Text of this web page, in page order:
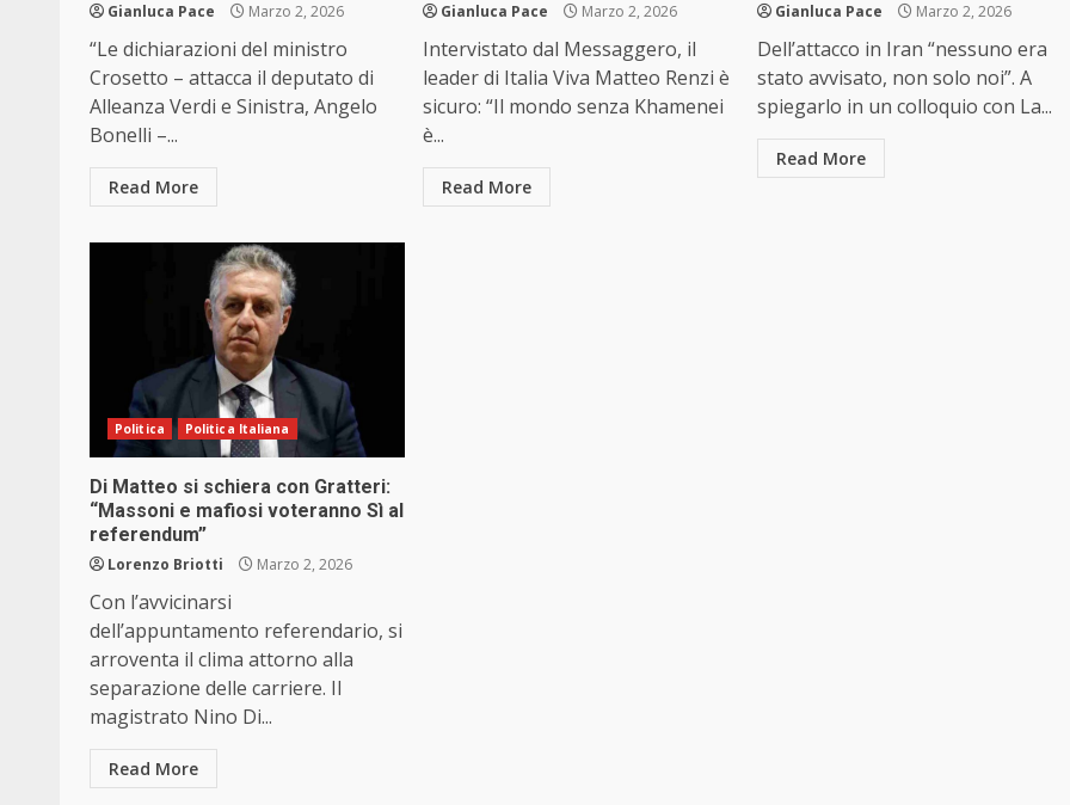
Gianluca Pace Marzo 2, 2026
“Le dichiarazioni del ministro
Crosetto – attacca il deputato di
Alleanza Verdi e Sinistra, Angelo
Bonelli –...
Read More
Gianluca Pace Marzo 2, 2026
Intervistato dal Messaggero, il
leader di Italia Viva Matteo Renzi è
sicuro: “Il mondo senza Khamenei
è...
Read More
Gianluca Pace Marzo 2, 2026
Dell’attacco in Iran “nessuno era
stato avvisato, non solo noi”. A
spiegarlo in un colloquio con La...
Read More
Politica Politica Italiana
Di Matteo si schiera con Gratteri:
“Massoni e mafiosi voteranno Sì al
referendum”
Lorenzo Briotti Marzo 2, 2026
Con l’avvicinarsi
dell’appuntamento referendario, si
arroventa il clima attorno alla
separazione delle carriere. Il
magistrato Nino Di...
Read More